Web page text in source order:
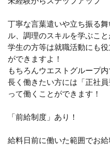
丁寧な言葉遣いや立ち振る
ル、調理のスキルを学ぶこと
学生の方等は就職活動にも
ができますよ！
もちろんウエストグループ
長く働きたい方には「正社
って働くことができます！
「前給制度」あり！
給料日前に働いた範囲でお